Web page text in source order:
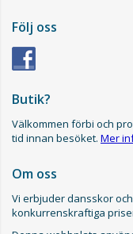
Följ oss
Butik?
Välkommen förbi och
tid innan besöket. Mer
Om oss
Vi erbjuder dansskor
konkurrenskraftiga